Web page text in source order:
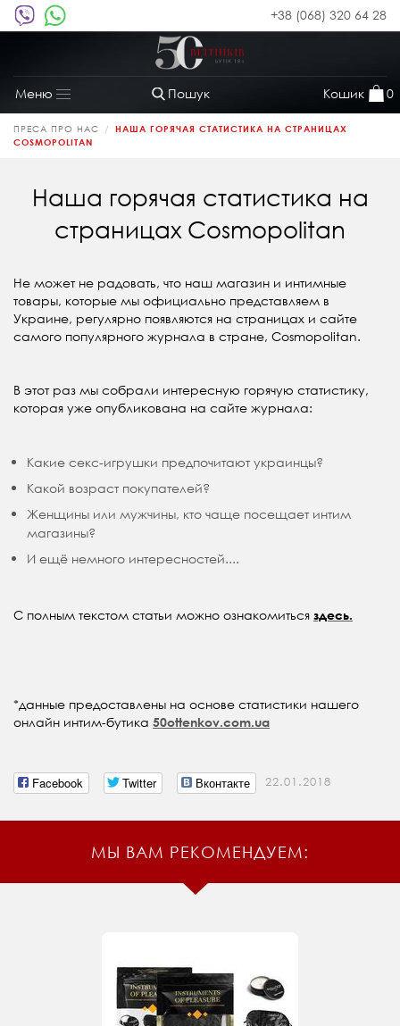
+38 (068) 320 64 28
Пошук Кошик 0
Меню
Toggle
navigation
ПРЕСА ПРО НАС
НАША ГОРЯЧАЯ СТАТИСТИКА НА СТРАНИЦАХ
COSMOPOLITAN
Наша горячая статистика на
страницах Cosmopolitan
Не может не радовать, что наш магазин и интимные
товары, которые мы официально представляем в
Украине, регулярно появляются на страницах и сайте
самого популярного журнала в стране, Cosmopolitan.
В этот раз мы собрали интересную горячую статистику,
которая уже опубликована на сайте журнала:
Какие секс-игрушки предпочитают украинцы?
Какой возраст покупателей?
Женщины или мужчины, кто чаще посещает интим
магазины?
И ещё немного интересностей....
С полным текстом статьи можно ознакомиться здесь.
*данные предоставлены на основе статистики нашего
онлайн интим-бутика 50ottenkov.com.ua
Facebook Twitter Вконтакте 22.01.2018
МЫ ВАМ РЕКОМЕНДУЕМ: